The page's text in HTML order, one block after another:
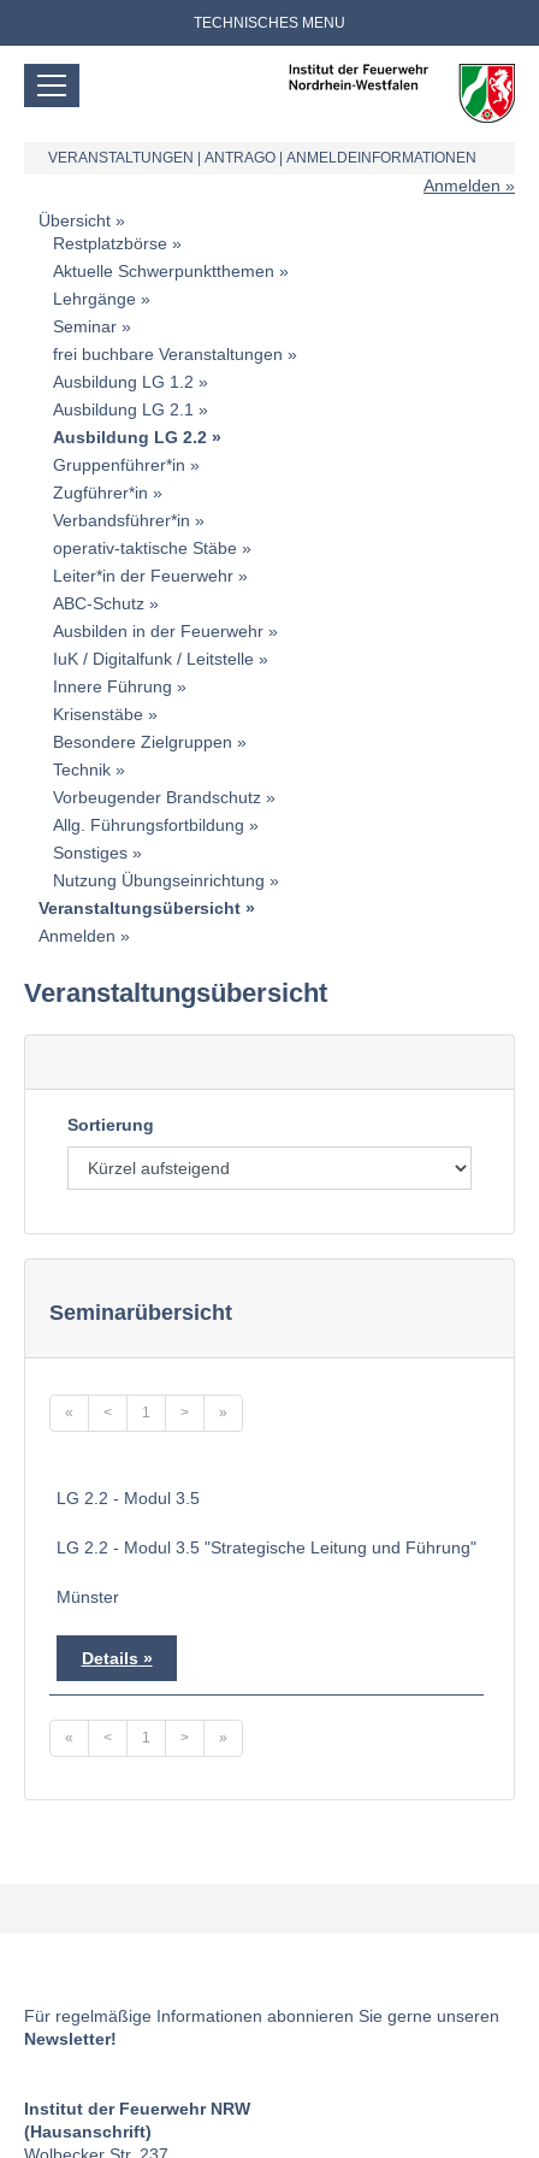
TECHNISCHES MENU
VERANSTALTUNGEN ANTRAGO ANMELDEINFORMATIONEN
Anmelden
Übersicht
Restplatzbörse
Aktuelle Schwerpunktthemen
Lehrgänge
Seminar
frei buchbare Veranstaltungen
Ausbildung LG 1.2
Ausbildung LG 2.1
Ausbildung LG 2.2
Gruppenführer*in
Zugführer*in
Verbandsführer*in
operativ-taktische Stäbe
Leiter*in der Feuerwehr
ABC-Schutz
Ausbilden in der Feuerwehr
IuK / Digitalfunk / Leitstelle
Innere Führung
Krisenstäbe
Besondere Zielgruppen
Technik
Vorbeugender Brandschutz
Allg. Führungsfortbildung
Sonstiges
Nutzung Übungseinrichtung
Veranstaltungsübersicht
Anmelden
Veranstaltungsübersicht
Sortierung
Seminarübersicht
« < 1 > »
LG 2.2 - Modul 3.5
LG 2.2 - Modul 3.5 "Strategische Leitung und Führung"
Münster
Details
« < 1 > »
Für regelmäßige Informationen abonnieren Sie gerne unseren
Newsletter!
Institut der Feuerwehr NRW
(Hausanschrift)